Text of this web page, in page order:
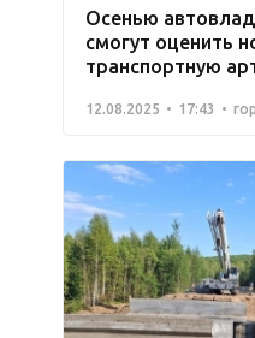
Осенью
смогут оценить
транспортную
12.08.2025 17:43